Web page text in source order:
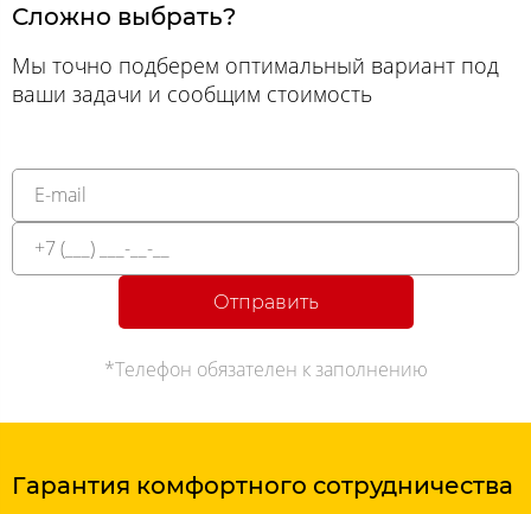
Сложно выбрать?
Мы точно подберем оптимальный вариант под
ваши задачи и сообщим стоимость
Отправить
*Телефон обязателен к заполнению
Гарантия комфортного сотрудничества